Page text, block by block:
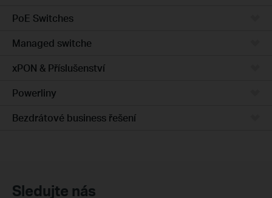
PoE Switches
Managed switche
xPON & Příslušenství
Powerliny
Bezdrátové business řešení
Sledujte nás